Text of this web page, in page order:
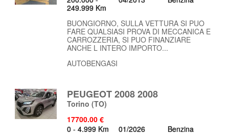
249.999 Km
BUONGIORNO, SULLA VETTURA SI PUO
FARE QUALSIASI PROVA DI MECCANICA E
CARROZZERIA, SI PUO FINANZIARE
ANCHE L INTERO IMPORTO...
AUTOBENGASI
PEUGEOT 2008 2008
Torino (TO)
17700.00 €
0 - 4.999 Km
01/2026
Benzina